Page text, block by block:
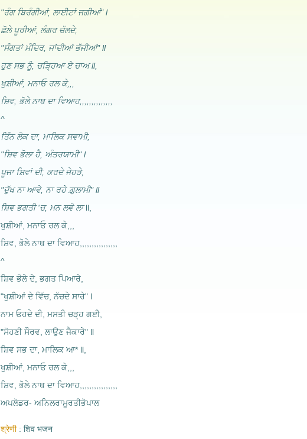
"ਰੰਗ ਬਿਰੰਗੀਆਂ, ਲਾਈਟਾਂ ਜਗੀਆਂ" l
ਛੋਲੇ ਪੂਰੀਆਂ, ਲੰਗਰ ਚੱਲਦੇ,
"ਸੰਗਤਾਂ ਮੰਦਿਰ, ਜਾਂਦੀਆਂ ਭੱਜੀਆਂ" ll
ਹੁਣ ਸਭ ਨੂੰ, ਚੜ੍ਹਿਆ ਏ ਚਾਅ ll,
ਖੁਸ਼ੀਆਂ, ਮਨਾਓ ਰਲ ਕੇ,,,
ਸ਼ਿਵ, ਭੋਲੇ ਨਾਥ ਦਾ ਵਿਆਹ,,,,,,,,,,,,,,
^
ਤਿੰਨ ਲੋਕ ਦਾ, ਮਾਲਿਕ ਸਵਾਮੀ,
"ਸ਼ਿਵ ਭੋਲਾ ਹੈ, ਅੰਤਰਯਾਮੀ" l
ਪੂਜਾ ਸ਼ਿਵਾਂ ਦੀ, ਕਰਦੇ ਜੇਹੜੇ,
"ਦੁੱਖ ਨਾ ਆਵੇ, ਨਾ ਰਹੇ ਗ਼ੁਲਾਮੀ" ll
ਸ਼ਿਵ ਭਗਤੀ 'ਚ, ਮਨ ਲਵੋ ਲਾll,
ਖੁਸ਼ੀਆਂ, ਮਨਾਓ ਰਲ ਕੇ,,,
ਸ਼ਿਵ, ਭੋਲੇ ਨਾਥ ਦਾ ਵਿਆਹ,,,,,,,,,,,,,,,,
^
ਸ਼ਿਵ ਭੋਲੇ ਦੇ, ਭਗਤ ਪਿਆਰੇ,
"ਖੁਸ਼ੀਆਂ ਦੇ ਵਿੱਚ, ਨੱਚਦੇ ਸਾਰੇ" l
ਨਾਮ ਓਹਦੇ ਦੀ, ਮਸਤੀ ਚੜ੍ਹ ਗਈ,
"ਸੋਹਣੀ ਸੌਰਵ, ਲਾਉਣ ਜੈਕਾਰੇ" ll
ਸ਼ਿਵ ਸਭ ਦਾ, ਮਾਲਿਕ ਆ* ll,
ਖੁਸ਼ੀਆਂ, ਮਨਾਓ ਰਲ ਕੇ,,,
ਸ਼ਿਵ, ਭੋਲੇ ਨਾਥ ਦਾ ਵਿਆਹ,,,,,,,,,,,,,,,,
ਅਪਲੋਡਰ- ਅਨਿਲਰਾਮੂਰਤੀਭੋਪਾਲ
श्रेणी शिव भजन